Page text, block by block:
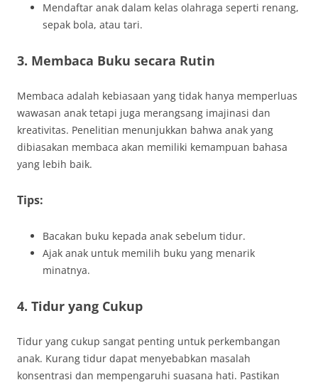
Mendaftar anak dalam kelas olahraga seperti renang,
sepak bola, atau tari.
3. Membaca Buku secara Rutin
Membaca adalah kebiasaan yang tidak hanya memperluas
wawasan anak tetapi juga merangsang imajinasi dan
kreativitas. Penelitian menunjukkan bahwa anak yang
dibiasakan membaca akan memiliki kemampuan bahasa
yang lebih baik.
Tips:
Bacakan buku kepada anak sebelum tidur.
Ajak anak untuk memilih buku yang menarik
minatnya.
4. Tidur yang Cukup
Tidur yang cukup sangat penting untuk perkembangan
anak. Kurang tidur dapat menyebabkan masalah
konsentrasi dan mempengaruhi suasana hati. Pastikan